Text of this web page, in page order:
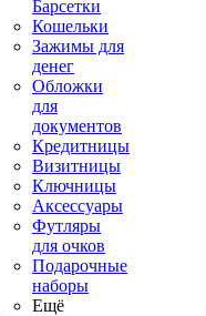
Барсетки
Кошельки
Зажимы для
денег
Обложки
для
документов
Кредитницы
Визитницы
Ключницы
Аксессуары
Футляры
для очков
Подарочные
наборы
Ещё